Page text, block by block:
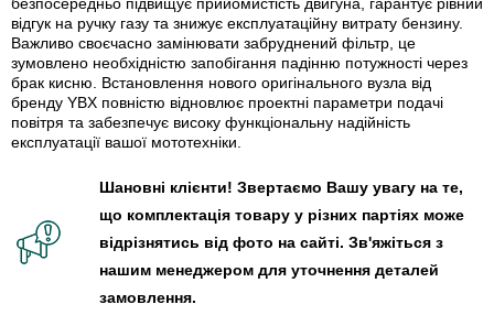
безпосередньо підвищує прийомистість двигуна, гарантує рівний
відгук на ручку газу та знижує експлуатаційну витрату бензину.
Важливо своєчасно замінювати забруднений фільтр, це
зумовлено необхідністю запобігання падінню потужності через
брак кисню. Встановлення нового оригінального вузла від
бренду YBX повністю відновлює проектні параметри подачі
повітря та забезпечує високу функціональну надійність
експлуатації вашої мототехніки.
Шановні клієнти! Звертаємо Вашу увагу на те,
що комплектація товару у різних партіях може
відрізнятись від фото на сайті. Зв'яжіться з
нашим менеджером для уточнення деталей
замовлення.